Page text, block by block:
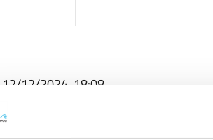
12/12/2024, 18:08